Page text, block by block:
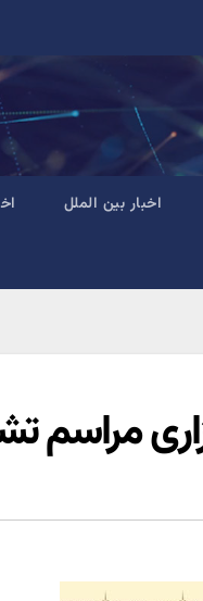
اخبار بین الملل
مراسم